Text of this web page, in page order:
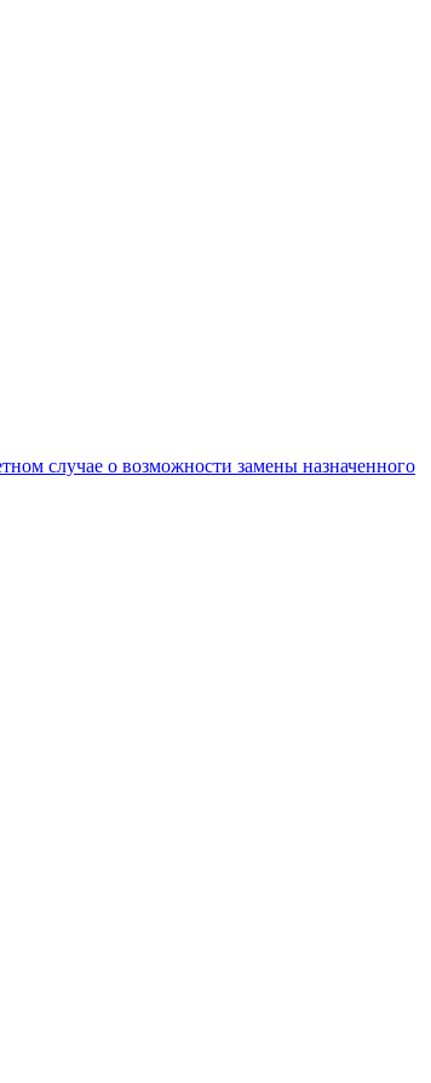
случае о возможности замены назначенного